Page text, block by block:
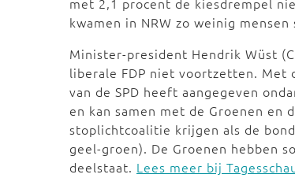
kwamen in NRW zo weinig mensen
Minister-president Hendrik Wüst
liberale FDP niet voortzetten. Met
van de SPD heeft aangegeven
en kan samen met de Groenen en
stoplichtcoalitie krijgen als de
geel-groen). De Groenen hebben
deelstaat. Lees meer bij